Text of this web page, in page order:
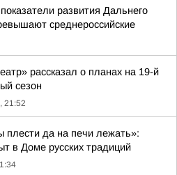
развития Дальнего
среднероссийские
рассказал о планах на 19-й
сезон
21:52
плести да на печи лежать»:
в Доме русских традиций